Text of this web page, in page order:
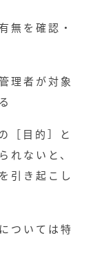
無を確認・
理者が対象
［目的］と
れないと、
引き起こし
ついては特